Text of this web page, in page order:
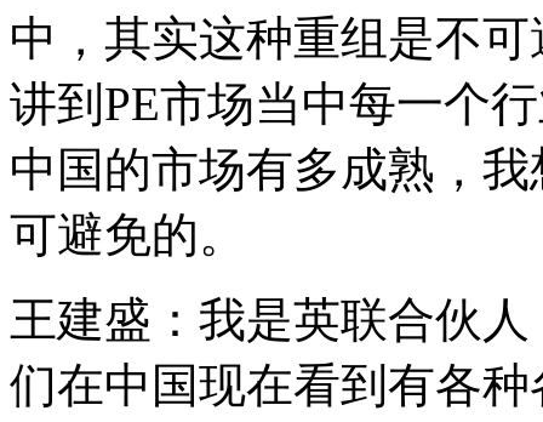
中，其实这种重组是不
讲到PE市场当中每一个
中国的市场有多成熟，
可避免的。
王建盛：我是英联合伙
们在中国现在看到有各